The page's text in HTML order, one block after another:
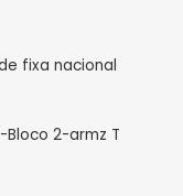
fixa nacional
Bloco 2-armz T